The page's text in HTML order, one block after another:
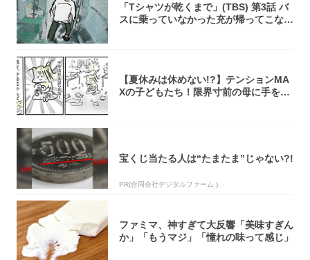
「Tシャツが乾くまで」(TBS) 第3話 バ
スに乗っていなかった充が帰ってこな
【夏休みは休めない!?】テンションMA
Xの子どもたち！限界寸前の母に手を差
宝くじ当たる人は“たまたま”じゃない?!
PR(合同会社デジタルファーム )
ファミマ、神すぎて大反響「美味すぎん
か」「もうマジ」「憧れの味って感じ」